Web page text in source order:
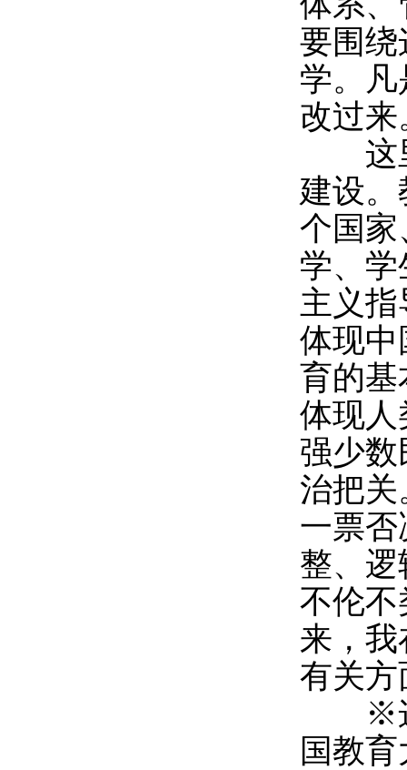
要围绕
学。
改过来
这里
建设
个国家
学、
主义
体现中
育的基
体现人
强少
治把
一票
整、
不伦不
来，
有关方
※这
国教